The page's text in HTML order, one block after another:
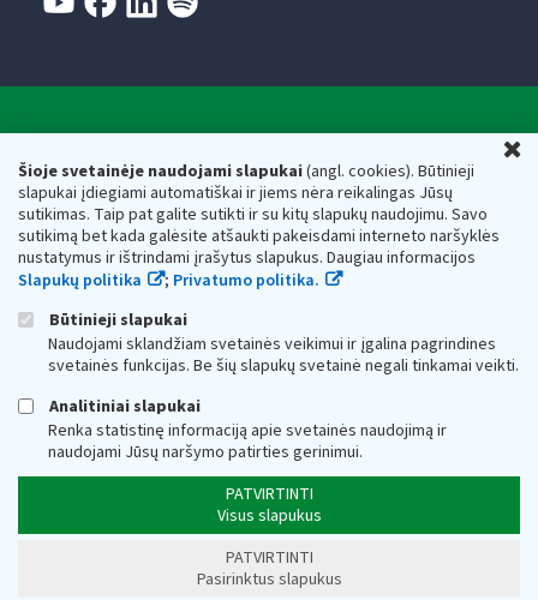
Šioje svetainėje naudojami slapukai(angl. cookies). Būtinieji
slapukai įdiegiami automatiškai ir jiems nėra reikalingas Jūsų
sutikimas. Taip pat galite sutikti ir su kitų slapukų naudojimu. Savo
sutikimą bet kada galėsite atšaukti pakeisdami interneto naršyklės
nustatymus ir ištrindami įrašytus slapukus. Daugiau informacijos
Slapukų politika
; Privatumo politika.
Būtinieji slapukai
Naudojami sklandžiam svetainės veikimui ir įgalina pagrindines
svetainės funkcijas. Be šių slapukų svetainė negali tinkamai veikti.
Analitiniai slapukai
Renka statistinę informaciją apie svetainės naudojimą ir
naudojami Jūsų naršymo patirties gerinimui.
PATVIRTINTI
Visus slapukus
PATVIRTINTI
Pasirinktus slapukus
Respublikos finansų ministerijos
Biudžetinė įstaiga. Juridinio asmens kodas — 188659752,
adresas: Vasario 16-osios g. 14, 01107 Vilnius, Lietuva, el.paštas:
vmi@vmi.lt, E. pristatymo dėžutės adresas 188659752
Duomenys apie Valstybinę mokesčių inspekciją prie Lietuvos
Respublikos finansų ministerijos kaupiami ir saugomi Juridinių